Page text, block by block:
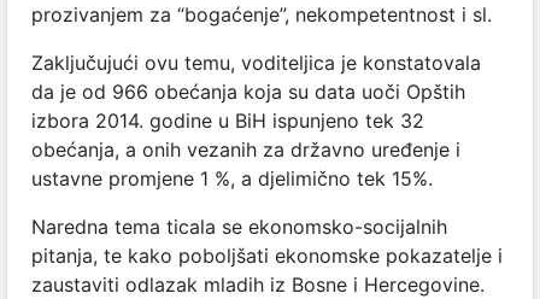
prozivanjem za “bogaćenje”, nekompetentnost i sl.
Zaključujući ovu temu, voditeljica je konstatovala
da je od 966 obećanja koja su data uoči Opštih
izbora 2014. godine u BiH ispunjeno tek 32
obećanja, a onih vezanih za državno uređenje i
ustavne promjene 1 %, a djelimično tek 15%.
Naredna tema ticala se ekonomsko-socijalnih
pitanja, te kako poboljšati ekonomske pokazatelje i
zaustaviti odlazak mladih iz Bosne i Hercegovine.